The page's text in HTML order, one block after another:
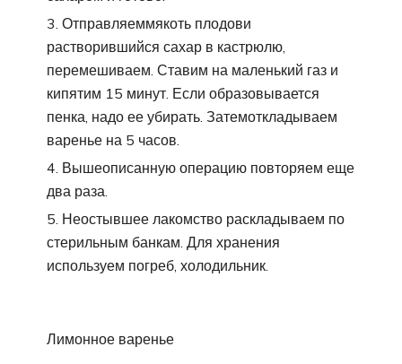
Отправляеммякоть плодови
растворившийся сахар в кастрюлю,
перемешиваем. Ставим на маленький газ и
кипятим 15 минут. Если образовывается
пенка, надо ее убирать. Затемоткладываем
варенье на 5 часов.
Вышеописанную операцию повторяем еще
два раза.
Неостывшее лакомство раскладываем по
стерильным банкам. Для хранения
используем погреб, холодильник.
Лимонное варенье